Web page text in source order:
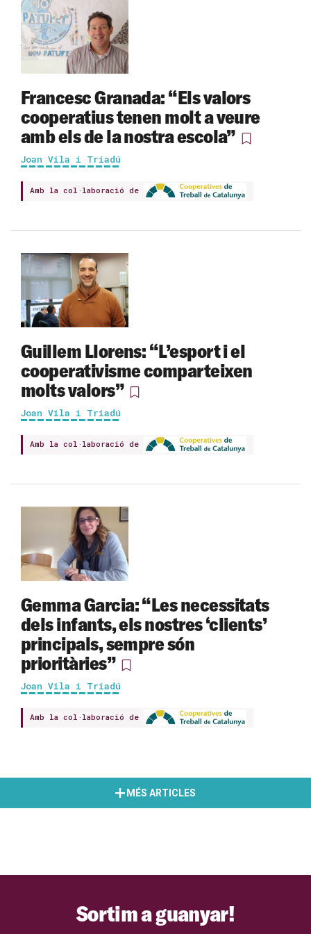
Francesc Granada: “Els valors
cooperatius tenen molt a veure
amb els de la nostra escola”
Joan Vila i Triadú
Amb la col·laboració de
Guillem Llorens: “L’esport i el
cooperativisme comparteixen
molts valors”
Joan Vila i Triadú
Amb la col·laboració de
Gemma Garcia: “Les necessitats
dels infants, els nostres ‘clients’
principals, sempre són
prioritàries”
Joan Vila i Triadú
Amb la col·laboració de
MÉS ARTICLES
Sortim a guanyar!